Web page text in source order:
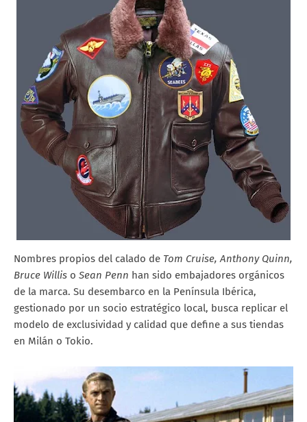
Nombres propios del calado de Tom Cruise, Anthony Quinn,
Bruce Willis o Sean Penn han sido embajadores orgánicos
de la marca. Su desembarco en la Península Ibérica,
gestionado por un socio estratégico local, busca replicar el
modelo de exclusividad y calidad que define a sus tiendas
en Milán o Tokio.